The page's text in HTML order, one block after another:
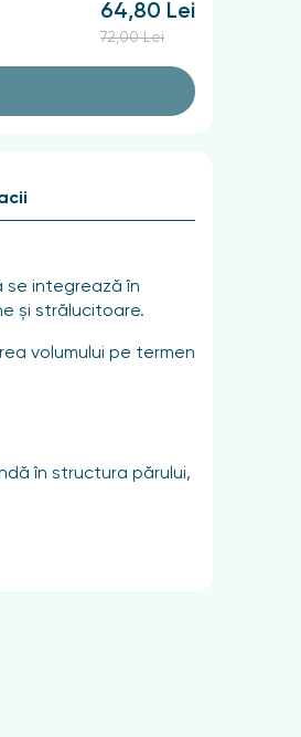
64,80 Lei
72,00 Lei
se integrează în
și strălucitoare.
volumului pe termen
în structura părului,